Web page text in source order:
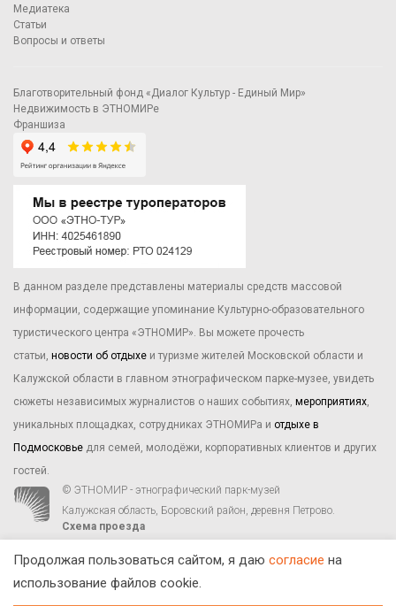
Медиатека
Статьи
Вопросы и ответы
Благотворительный фонд «Диалог Культур - Единый Мир»
Недвижимость в ЭТНОМИРе
Франшиза
В данном разделе представлены материалы средств массовой
информации, содержащие упоминание Культурно-образовательного
туристического центра «ЭТНОМИР». Вы можете прочесть
статьи, новости об отдыхе и туризме жителей Московской области и
Калужской области в главном этнографическом парке-музее, увидеть
сюжеты независимых журналистов о наших событиях, мероприятиях
уникальных площадках, сотрудниках ЭТНОМИРа и отдыхе в
Подмосковье для семей, молодёжи, корпоративных клиентов и других
гостей.
© ЭТНОМИР - этнографический парк-музей
Калужская область, Боровский район, деревня Петрово.
Схема проезда
Продолжая пользоваться сайтом, я даю согласие на
использование файлов cookie.